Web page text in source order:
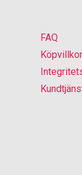
FAQ
Köpvillkor